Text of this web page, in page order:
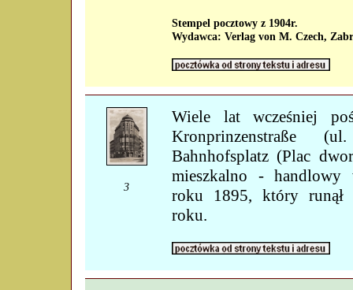
Stempel pocztowy z 1904r.
Wydawca: Verlag von M. Czech,
3
Wiele lat wcześniej
Kronprinzenstraße
Bahnhofsplatz (Plac
mieszkalno - handlowy
roku 1895, który runął
roku.